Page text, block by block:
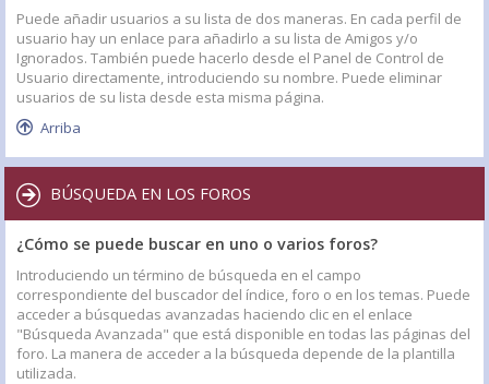
Puede añadir usuarios a su lista de dos maneras. En cada perfil de
usuario hay un enlace para añadirlo a su lista de Amigos y/o
Ignorados. También puede hacerlo desde el Panel de Control de
Usuario directamente, introduciendo su nombre. Puede eliminar
usuarios de su lista desde esta misma página.
Arriba
BÚSQUEDA EN LOS FOROS
¿Cómo se puede buscar en uno o varios foros?
Introduciendo un término de búsqueda en el campo
correspondiente del buscador del índice, foro o en los temas. Puede
acceder a búsquedas avanzadas haciendo clic en el enlace
"Búsqueda Avanzada" que está disponible en todas las páginas del
foro. La manera de acceder a la búsqueda depende de la plantilla
utilizada.